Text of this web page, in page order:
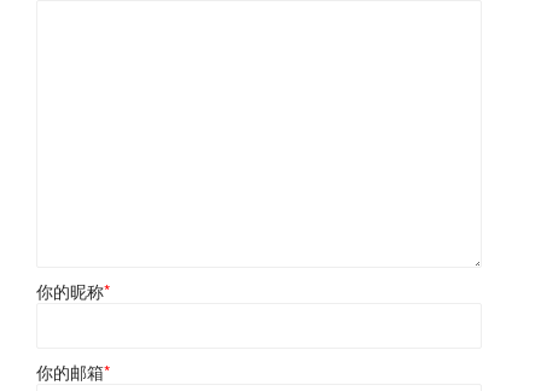
你的昵称*
你的邮箱*